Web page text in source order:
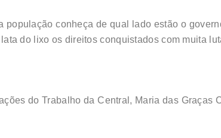
população conheça de qual lado estão o
do lixo os direitos conquistados com muita
do Trabalho da Central, Maria das